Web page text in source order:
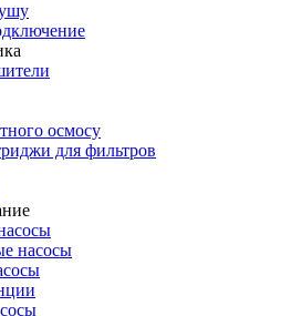
осмосу
для фильтров
насосы